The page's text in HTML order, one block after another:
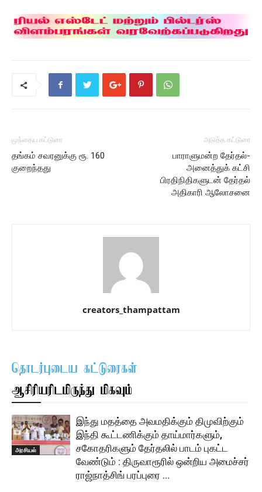
முந்தைய கட்டுரை
தங்கம் சவரனுக்கு ரூ. 160
குறைந்தது
அடுத்த கட்டுரை
பாராளுமன்ற தேர்தல்-
அனைத்துக் கட்சி
பிரதிநிதிகளுடன் தேர்தல்
அதிகாரி ஆலோசனை
creators_thampattam
தொடர்புடைய கட்டுரைகள்
ஆசிரியரிடமிருந்து மிகவும்
அரசியல்
இந்து மதத்தை அவமதிக்கும் திமுவிற்கும்
இந்தி கூட்டணிக்கும் தாய்மார்களும்,
சகோதரிகளும் தேர்தலில் பாடம் புகட்ட
வேண்டும் : திருவாரூரில் ஒன்றிய அமைச்சர்
ராஜ்நாத்சிங் பரப்புரை …